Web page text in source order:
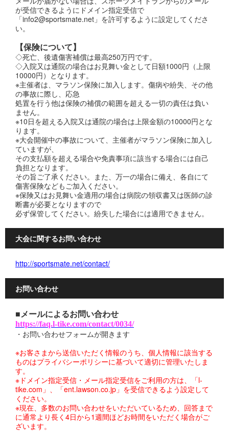
が受信できるようにドメイン指定受信で
「info2@sportsmate.net」を許可するように設定してくださ
い。
【保険について】
◇死亡、後遺傷害補償は最高250万円です。
◇入院又は通院の場合はお見舞い金として日額1000円（上限
10000円）となります。
※主催者は、マラソン保険に加入します。傷病や紛失、その他
の事故に際し、応急
処置を行う他は保険の補償の範囲を超える一切の責任は負い
ません。
※10日を超える入院又は通院の場合は上限金額の10000円とな
ります。
※大会開催中の事故について、主催者がマラソン保険に加入し
ていますが、
その支払額を超える場合や免責事項に該当する場合には自己
負担となります。
その旨ご了承ください。また、万一の場合に備え、各自にて
傷害保険などもご加入ください。
※保険又はお見舞い金適用の場合は病院の領収書又は医師の診
断書が必要となりますので
必ず保管してください。紛失した場合には適用できません。
大会に関するお問い合わせ
http://sportsmate.net/contact/
お問い合わせ
■メールによるお問い合わせ
https://faq.l-tike.com/contact/0034/
・お問い合わせフォームが開きます
※お客さまから送信いただく情報のうち、個人情報に該当する
ものはプライバシーポリシーに基づいて適切に管理いたしま
す。
※ドメイン指定受信・メール指定受信をご利用の方は、「l-
tike.com」、「ent.lawson.co.jp」を受信できるよう設定して
ください。
※現在、多数のお問い合わせをいただいているため、回答まで
に通常より長く4日から1週間ほどお時間をいただく場合がご
ざいます。